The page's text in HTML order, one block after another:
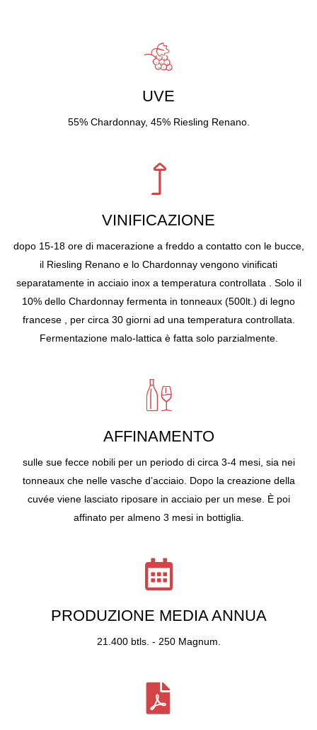
UVE
55% Chardonnay, 45% Riesling Renano.
VINIFICAZIONE
dopo 15-18 ore di macerazione a freddo a contatto con le bucce,
il Riesling Renano e lo Chardonnay vengono vinificati
separatamente in acciaio inox a temperatura controllata . Solo il
10% dello Chardonnay fermenta in tonneaux (500lt.) di legno
francese , per circa 30 giorni ad una temperatura controllata.
Fermentazione malo-lattica è fatta solo parzialmente.
AFFINAMENTO
sulle sue fecce nobili per un periodo di circa 3-4 mesi, sia nei
tonneaux che nelle vasche d’acciaio. Dopo la creazione della
cuvée viene lasciato riposare in acciaio per un mese. È poi
affinato per almeno 3 mesi in bottiglia.
PRODUZIONE MEDIA ANNUA
21.400 btls. - 250 Magnum.